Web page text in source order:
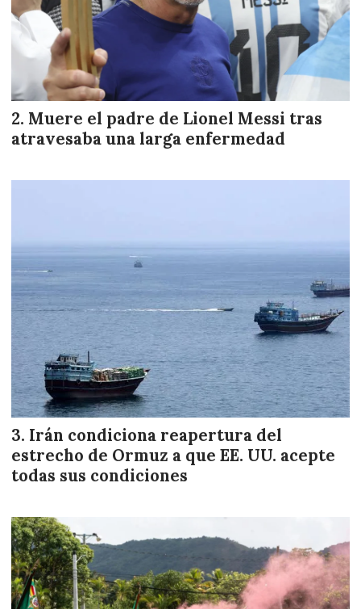
Muere el padre de Lionel Messi tras
atravesaba una larga enfermedad
Irán condiciona reapertura del
estrecho de Ormuz a que EE. UU. acepte
todas sus condiciones